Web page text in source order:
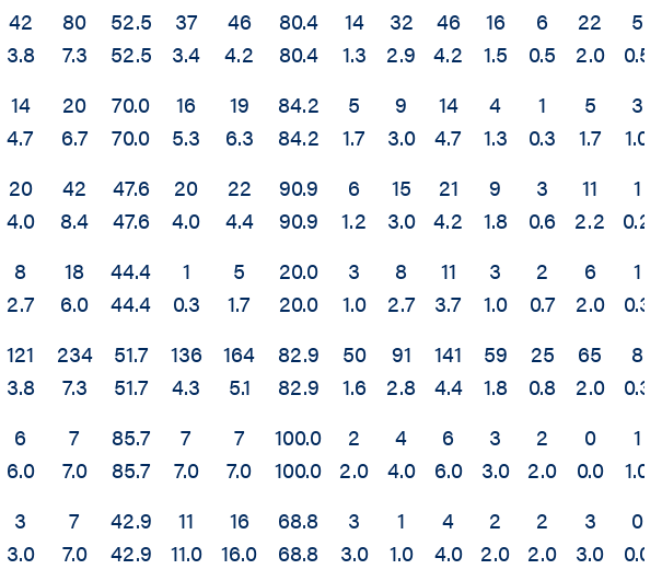
42
3.8
80
7.3
52.5
52.5
37
3.4
46
4.2
80.4
80.4
14
1.3
32
2.9
46
4.2
16
1.5
6
0.5
22
2.0
5
0.5
14
4.7
20
6.7
70.0
70.0
16
5.3
19
6.3
84.2
84.2
5
1.7
9
3.0
14
4.7
4
1.3
1
0.3
5
1.7
3
1.0
20
4.0
42
8.4
47.6
47.6
20
4.0
22
4.4
90.9
90.9
6
1.2
15
3.0
21
4.2
9
1.8
3
0.6
11
2.2
1
0.2
8
2.7
18
6.0
44.4
44.4
1
0.3
5
1.7
20.0
20.0
3
1.0
8
2.7
11
3.7
3
1.0
2
0.7
6
2.0
1
0.3
121
3.8
234
7.3
51.7
51.7
136
4.3
164
5.1
82.9
82.9
50
1.6
91
2.8
141
4.4
59
1.8
25
0.8
65
2.0
8
0.3
6
6.0
7
7.0
85.7
85.7
7
7.0
7
7.0
100.0
100.0
2
2.0
4
4.0
6
6.0
3
3.0
2
2.0
0
0.0
1
1.0
3
3.0
7
7.0
42.9
42.9
11
11.0
16
16.0
68.8
68.8
3
3.0
1
1.0
4
4.0
2
2.0
2
2.0
3
3.0
0
0.0